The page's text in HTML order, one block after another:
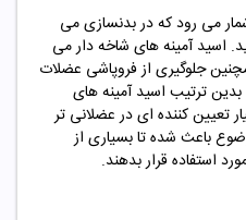
می رود که در بدنسازی می
اسید آمینه های شاخه دار می
جلوگیری از فروپاشی عضلات
ترتیب اسید آمینه های
کننده ای در عضلانی تر
باعث شده تا بسیاری از
استفاده قرار بدهند.